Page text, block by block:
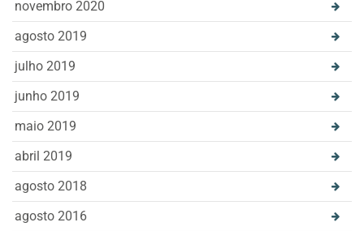
novembro 2020
agosto 2019
julho 2019
junho 2019
maio 2019
abril 2019
agosto 2018
agosto 2016